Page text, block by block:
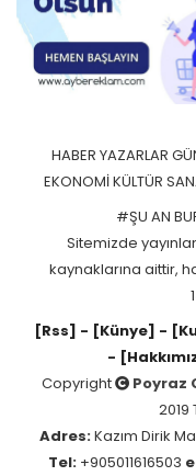
HABER YAZARLAR
EKONOMİKÜLTÜR
#ŞU AN
Sitemizde
kaynaklarına aittir,
[Rss] - [Künye] -
-
Copyright
Poyraz
2019
Adres:Kazım Dirik
Tel: +905011616503